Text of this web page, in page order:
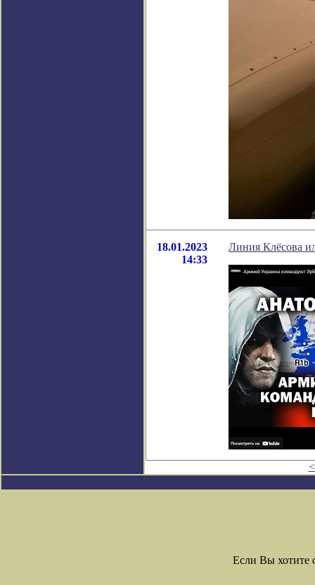
18.01.2023
14:33
Линия Клёсова
Если Вы хотите